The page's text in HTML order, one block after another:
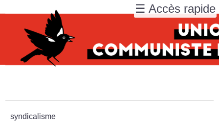
syndicalisme
☰ Accès rapide